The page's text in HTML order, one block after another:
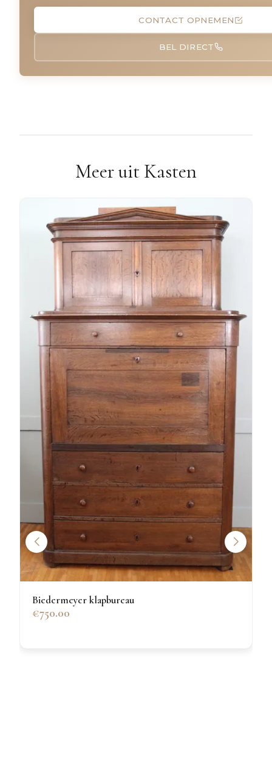
CONTACT OPNEMEN
BEL DIRECT
Meer uit Kasten
Biedermeyer klapbureau
€750.00